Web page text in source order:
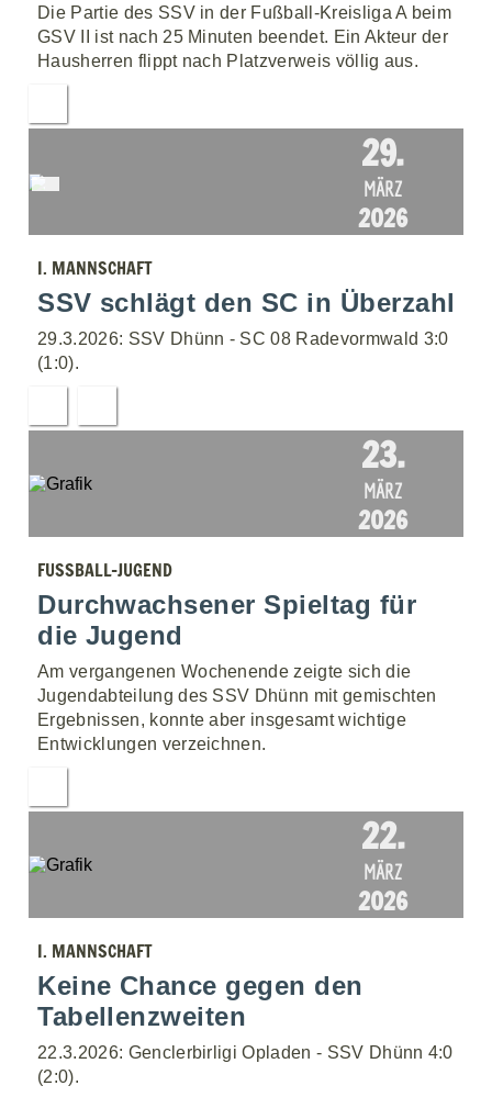
Die Partie des SSV in der Fußball-Kreisliga A beim
GSV II ist nach 25 Minuten beendet. Ein Akteur der
Hausherren flippt nach Platzverweis völlig aus.
29.
MÄRZ
2026
I. MANNSCHAFT
SSV schlägt den SC in Überzahl
29.3.2026: SSV Dhünn - SC 08 Radevormwald 3:0
(1:0).
23.
MÄRZ
2026
FUSSBALL-JUGEND
Durchwachsener Spieltag für
die Jugend
Am vergangenen Wochenende zeigte sich die
Jugendabteilung des SSV Dhünn mit gemischten
Ergebnissen, konnte aber insgesamt wichtige
Entwicklungen verzeichnen.
22.
MÄRZ
2026
I. MANNSCHAFT
Keine Chance gegen den
Tabellenzweiten
22.3.2026: Genclerbirligi Opladen - SSV Dhünn 4:0
(2:0).